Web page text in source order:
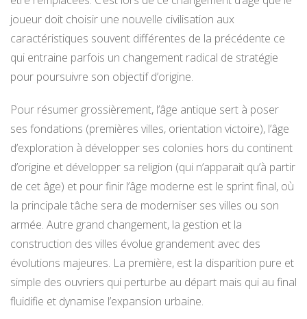
joueur doit choisir une nouvelle civilisation aux
caractéristiques souvent différentes de la précédente ce
qui entraine parfois un changement radical de stratégie
pour poursuivre son objectif d’origine.
Pour résumer grossièrement, l’âge antique sert à poser
ses fondations (premières villes, orientation victoire), l’âge
d’exploration à développer ses colonies hors du continent
d’origine et développer sa religion (qui n’apparait qu’à partir
de cet âge) et pour finir l’âge moderne est le sprint final, où
la principale tâche sera de moderniser ses villes ou son
armée. Autre grand changement, la gestion et la
construction des villes évolue grandement avec des
évolutions majeures. La première, est la disparition pure et
simple des ouvriers qui perturbe au départ mais qui au final
fluidifie et dynamise l’expansion urbaine.